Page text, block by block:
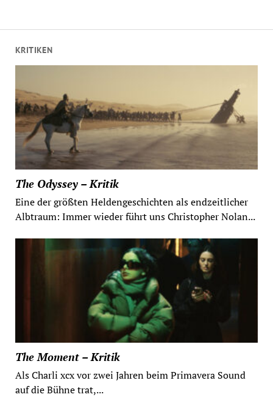
KRITIKEN
The Odyssey – Kritik
Eine der größten Heldengeschichten als endzeitlicher
Albtraum: Immer wieder führt uns Christopher Nolan...
The Moment – Kritik
Als Charli xcx vor zwei Jahren beim Primavera Sound
auf die Bühne trat,...